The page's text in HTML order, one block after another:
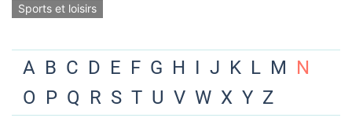
Sports et loisirs
A B C D E F G H I J K L M N
O P Q R S T U V W X Y Z